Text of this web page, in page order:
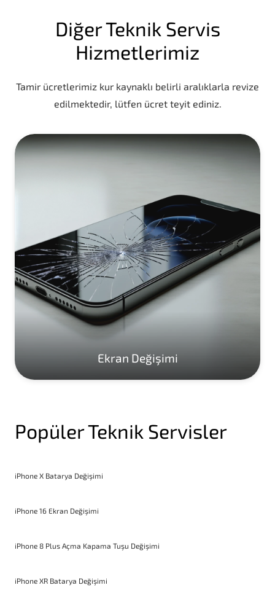
Diğer Teknik Servis
Hizmetlerimiz
Tamir ücretlerimiz kur kaynaklı belirli aralıklarla revize
edilmektedir, lütfen ücret teyit ediniz.
Ekran Değişimi
Popüler Teknik Servisler
iPhone X Batarya Değişimi
iPhone 16 Ekran Değişimi
iPhone 8 Plus Açma Kapama Tuşu Değişimi
iPhone XR Batarya Değişimi